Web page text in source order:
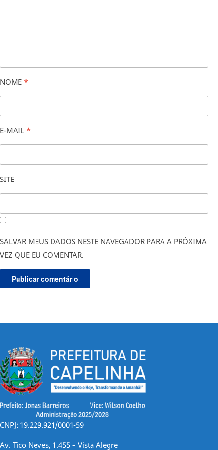
NOME *
E-MAIL *
SITE
SALVAR MEUS DADOS NESTE NAVEGADOR PARA A PRÓXIMA
VEZ QUE EU COMENTAR.
CNPJ: 19.229.921/0001-59
Av. Tico Neves, 1.455 – Vista Alegre